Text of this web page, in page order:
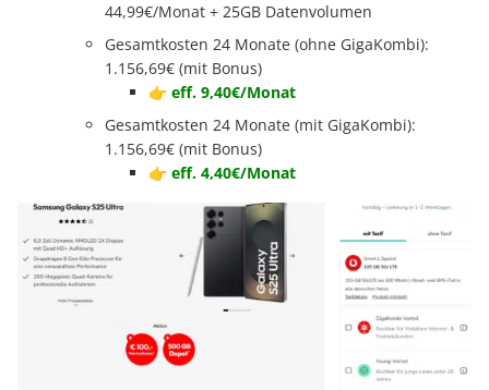
44,99€/Monat + 25GB Datenvolumen
Gesamtkosten 24 Monate (ohne GigaKombi):
1.156,69€ (mit Bonus)
👉 eff. 9,40€/Monat
Gesamtkosten 24 Monate (mit GigaKombi):
1.156,69€ (mit Bonus)
👉 eff. 4,40€/Monat